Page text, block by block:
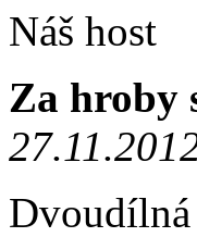
Náš host
Za hroby